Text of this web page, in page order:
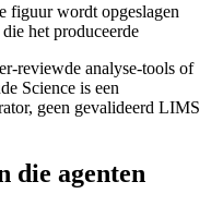
figuur wordt opgeslagen
het produceerde
reviewde analyse-tools of
Science is een
geen gevalideerd LIMS
die agenten